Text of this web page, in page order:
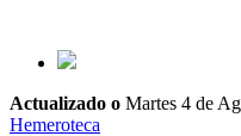
Actualizado o Martes 4 de
Hemeroteca